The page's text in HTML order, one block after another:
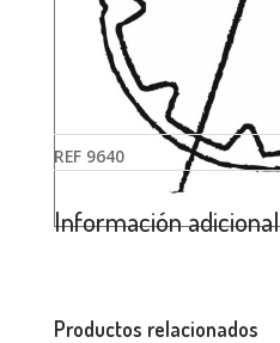
REF 9640
Información adicional
Productos relacionados